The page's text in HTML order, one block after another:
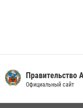
Правительство
Официальный сайт